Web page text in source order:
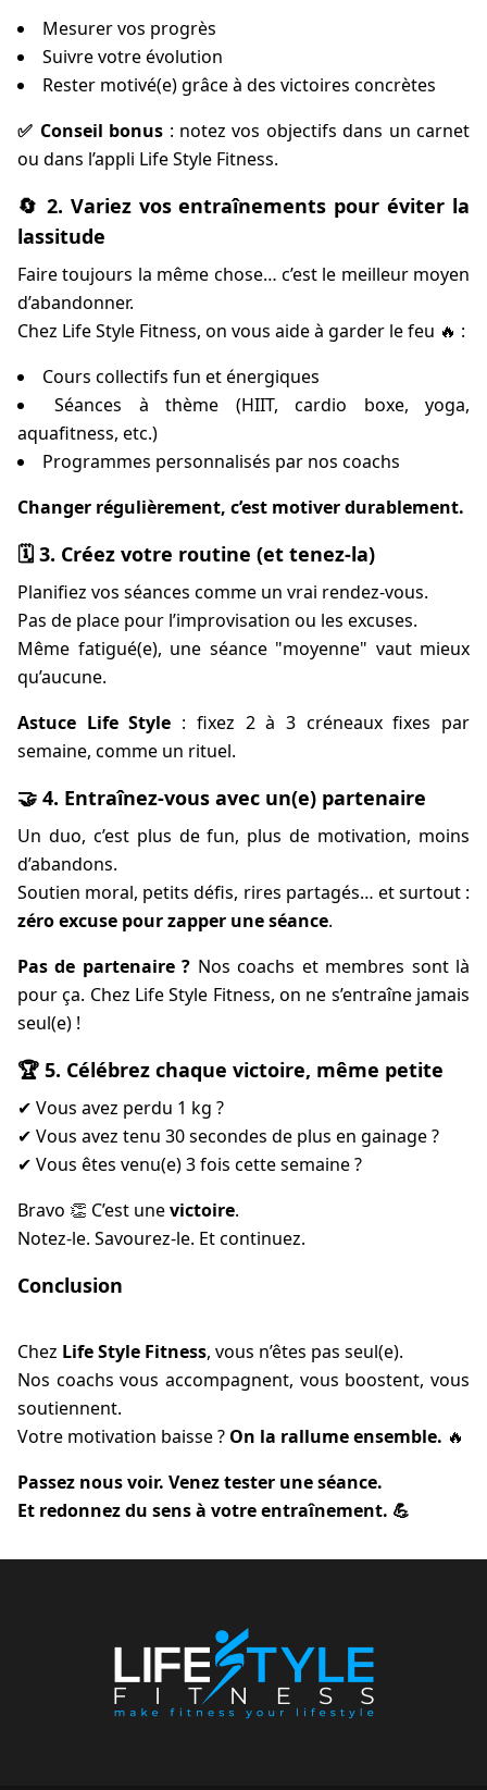
Mesurer vos progrès
Suivre votre évolution
Rester motivé(e) grâce à des victoires concrètes
✅ Conseil bonus : notez vos objectifs dans un carnet
ou dans l’appli Life Style Fitness.
🔄 2. Variez vos entraînements pour éviter la
lassitude
Faire toujours la même chose… c’est le meilleur moyen
d’abandonner.
Chez Life Style Fitness, on vous aide à garder le feu 🔥 :
Cours collectifs fun et énergiques
Séances à thème (HIIT, cardio boxe, yoga,
aquafitness, etc.)
Programmes personnalisés par nos coachs
Changer régulièrement, c’est motiver durablement.
🗓 3. Créez votre routine (et tenez-la)
Planifiez vos séances comme un vrai rendez-vous.
Pas de place pour l’improvisation ou les excuses.
Même fatigué(e), une séance "moyenne" vaut mieux
qu’aucune.
Astuce Life Style : fixez 2 à 3 créneaux fixes par
semaine, comme un rituel.
🤝 4. Entraînez-vous avec un(e) partenaire
Un duo, c’est plus de fun, plus de motivation, moins
d’abandons.
Soutien moral, petits défis, rires partagés… et surtout :
zéro excuse pour zapper une séance.
Pas de partenaire ? Nos coachs et membres sont là
pour ça. Chez Life Style Fitness, on ne s’entraîne jamais
seul(e) !
🏆 5. Célébrez chaque victoire, même petite
✔ Vous avez perdu 1 kg ?
✔ Vous avez tenu 30 secondes de plus en gainage ?
✔ Vous êtes venu(e) 3 fois cette semaine ?
Bravo 👏 C’est unevictoire.
Notez-le. Savourez-le. Et continuez.
Conclusion
Chez Life Style Fitness, vous n’êtes pas seul(e).
Nos coachs vous accompagnent, vous boostent, vous
soutiennent.
Votre motivation baisse ? On la rallume ensemble. 🔥
Passez nous voir. Venez tester une séance.
Et redonnez du sens à votre entraînement. 💪